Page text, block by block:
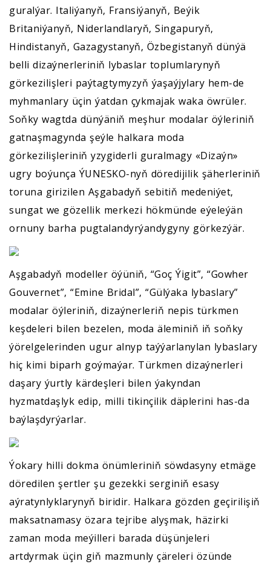
guralýar. Italiýanyň, Fransiýanyň, Beýik
Britaniýanyň, Niderlandlaryň, Singapuryň,
Hindistanyň, Gazagystanyň, Özbegistanyň dünýä
belli dizaýnerleriniň lybaslar toplumlarynyň
görkezilişleri paýtagtymyzyň ýaşaýjylary hem-de
myhmanlary üçin ýatdan çykmajak waka öwrüler.
Soňky wagtda dünýäniň meşhur modalar öýleriniň
gatnaşmagynda şeýle halkara moda
görkezilişleriniň yzygiderli guralmagy «Dizaýn»
ugry boýunça ÝUNESKO-nyň döredijilik şäherleriniň
toruna girizilen Aşgabadyň sebitiň medeniýet,
sungat we gözellik merkezi hökmünde eýeleýän
ornuny barha pugtalandyrýandygyny görkezýär.
Aşgabadyň modeller öýüniň, “Goç Ýigit”, “Gowher
Gouvernet”, “Emine Bridal”, “Gülýaka lybaslary”
modalar öýleriniň, dizaýnerleriň nepis türkmen
keşdeleri bilen bezelen, moda äleminiň iň soňky
ýörelgelerinden ugur alnyp taýýarlanylan lybaslary
hiç kimi biparh goýmaýar. Türkmen dizaýnerleri
daşary ýurtly kärdeşleri bilen ýakyndan
hyzmatdaşlyk edip, milli tikinçilik däplerini has-da
baýlaşdyrýarlar.
Ýokary hilli dokma önümleriniň söwdasyny etmäge
döredilen şertler şu gezekki serginiň esasy
aýratynlyklarynyň biridir. Halkara gözden geçirilişiň
maksatnamasy özara tejribe alyşmak, häzirki
zaman moda meýilleri barada düşünjeleri
artdyrmak üçin giň mazmunly çäreleri özünde